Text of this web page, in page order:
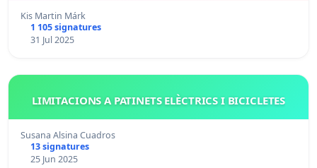
Kis Martin Márk
1 105 signatures
31 Jul 2025
LIMITACIONS A PATINETS ELÈCTRICS I BICICLETES
Susana Alsina Cuadros
13 signatures
25 Jun 2025